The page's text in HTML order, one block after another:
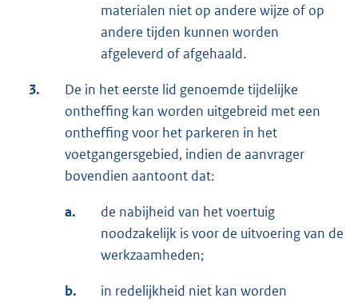
materialen niet op andere wijze of op
andere tijden kunnen worden
afgeleverd of afgehaald.
3.
De in het eerste lid genoemde tijdelijke
ontheffing kan worden uitgebreid met een
ontheffing voor het parkeren in het
voetgangersgebied, indien de aanvrager
bovendien aantoont dat:
a.
de nabijheid van het voertuig
noodzakelijk is voor de uitvoering van de
werkzaamheden;
b.
in redelijkheid niet kan worden